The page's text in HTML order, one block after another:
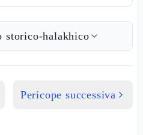
storico-halakhico
Pericope successiva